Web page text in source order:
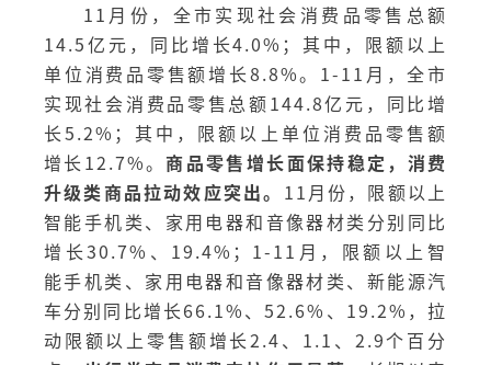
11月份，全市实现社会消费品零售总额
14.5亿元，同比增长4.0%；其中，限额以上
单位消费品零售额增长8.8%。1-11月，全市
实现社会消费品零售总额144.8亿元，同比增
长5.2%；其中，限额以上单位消费品零售额
增长12.7%。商品零售增长面保持稳定，消费
升级类商品拉动效应突出。 11月份，限额以上
智能手机类、家用电器和音像器材类分别同比
增长30.7%、19.4%；1-11月，限额以上智
能手机类、家用电器和音像器材类、新能源汽
车分别同比增长66.1%、52.6%、19.2%，拉
动限额以上零售额增长2.4、1.1、2.9个百分